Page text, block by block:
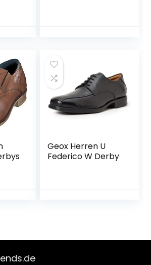
Geox Herren U
Federico W Derby